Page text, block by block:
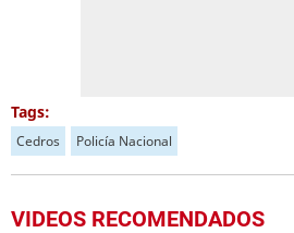
Tags:
Cedros Policía Nacional
VIDEOS RECOMENDADOS